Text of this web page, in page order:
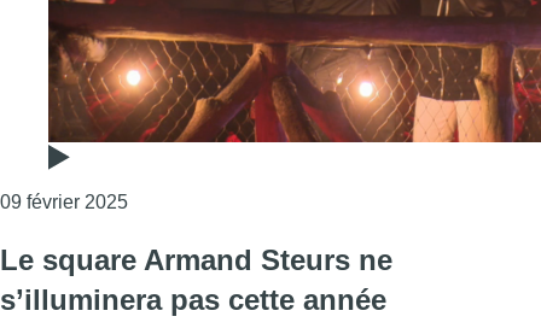
09 février 2025Consulter l'article "La troisième édition des
Le square Armand Steurs ne
s’illuminera pas cette année